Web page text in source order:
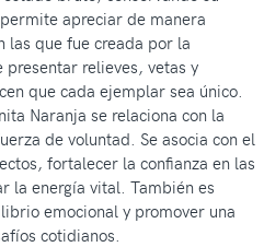
apreciar de manera
las que fue creada por la
presentar relieves, vetas y
que cada ejemplar sea único.
Naranja se relaciona con la
de voluntad. Se asocia con el
fortalecer la confianza en las
la energía vital. También es
emocional y promover una
cotidianos.